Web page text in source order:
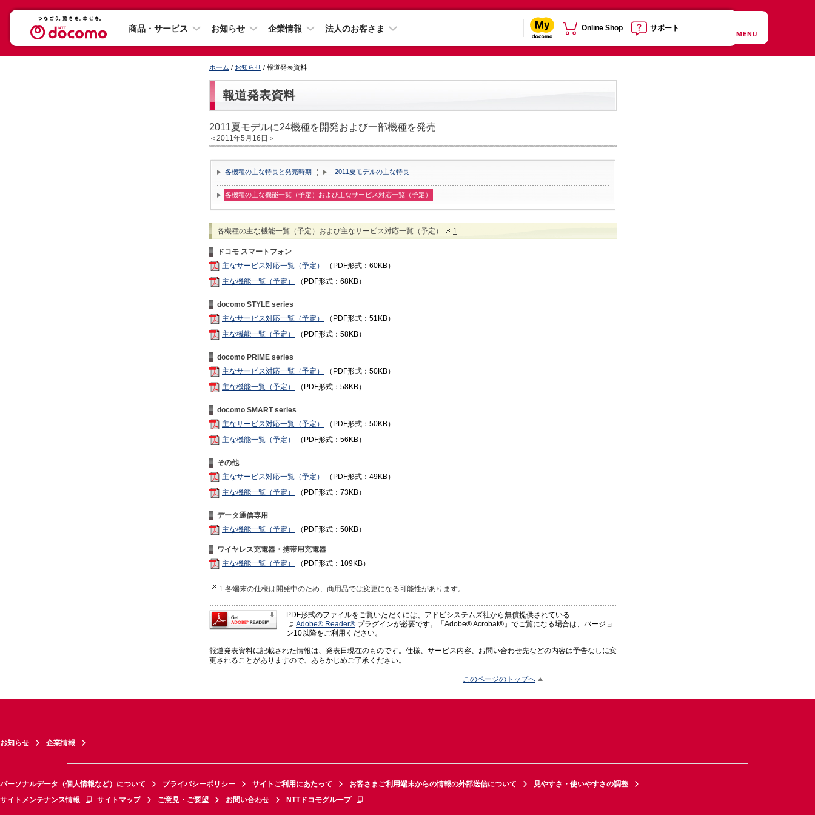
商品・サービス お知らせ 企業情報 法人のお客さま Online Shop サポート
MENU
ホーム / お知らせ / 報道発表資料
報道発表資料
2011夏モデルに24機種を開発および一部機種を発売
＜2011年5月16日＞
各機種の主な特長と発売時期 2011夏モデルの主な特長
各機種の主な機能一覧（予定）および主なサービス対応一覧（予定）
各機種の主な機能一覧（予定）および主なサービス対応一覧（予定） 1
ドコモ スマートフォン
主なサービス対応一覧（予定）
（PDF形式：60KB）
主な機能一覧（予定）
（PDF形式：68KB）
docomo STYLE series
主なサービス対応一覧（予定）
（PDF形式：51KB）
主な機能一覧（予定）
（PDF形式：58KB）
docomo PRIME series
主なサービス対応一覧（予定）
（PDF形式：50KB）
主な機能一覧（予定）
（PDF形式：58KB）
docomo SMART series
主なサービス対応一覧（予定）
（PDF形式：50KB）
主な機能一覧（予定）
（PDF形式：56KB）
その他
主なサービス対応一覧（予定）
（PDF形式：49KB）
主な機能一覧（予定）
（PDF形式：73KB）
データ通信専用
主な機能一覧（予定）
（PDF形式：50KB）
ワイヤレス充電器・携帯用充電器
主な機能一覧（予定）
（PDF形式：109KB）
1 各端末の仕様は開発中のため、商用品では変更になる可能性があります。
PDF形式のファイルをご覧いただくには、アドビシステムズ社から無償提供されている
Adobe® Reader® プラグインが必要です。「Adobe® Acrobat®」でご覧になる場合は、バージョ
ン10以降をご利用ください。
報道発表資料に記載された情報は、発表日現在のものです。仕様、サービス内容、お問い合わせ先などの内容は予告なしに変
更されることがありますので、あらかじめご了承ください。
このページのトップへ
お知らせ 企業情報
パーソナルデータ（個人情報など）について プライバシーポリシー サイトご利用にあたって お客さまご利用端末からの情報の外部送信について
見やすさ・使いやすさの調整
サイトメンテナンス情報
サイトマップ ご意見・ご要望 お問い合わせ NTTドコモグループ